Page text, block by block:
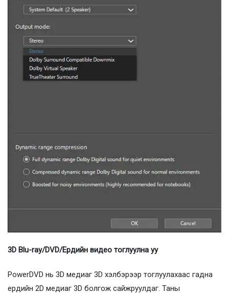
3D Blu-ray/DVD/Ердийн видео тоглуулна уу
PowerDVD нь 3D медиаг 3D хэлбэрээр тоглуулахаас гадна
ердийн 2D медиаг 3D болгож сайжруулдаг. Таны